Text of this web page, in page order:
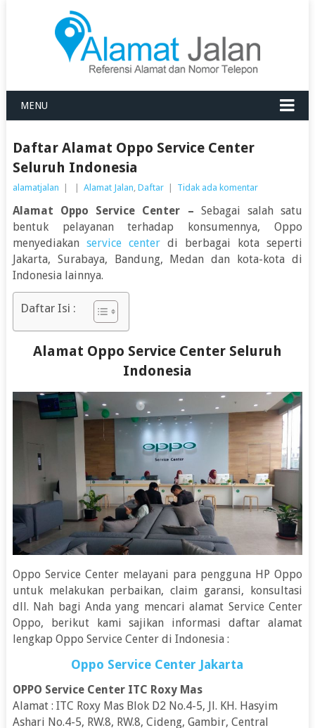
MENU
Daftar Alamat Oppo Service Center
Seluruh Indonesia
alamatjalan Alamat Jalan, Daftar Tidak ada komentar
Alamat Oppo Service Center – Sebagai salah satu
bentuk pelayanan terhadap konsumennya, Oppo
menyediakan service centerdi berbagai kota seperti
Jakarta, Surabaya, Bandung, Medan dan kota-kota di
Indonesia lainnya.
Daftar Isi :
Alamat Oppo Service Center Seluruh
Indonesia
Oppo Service Center melayani para pengguna HP Oppo
untuk melakukan perbaikan, claim garansi, konsultasi
dll. Nah bagi Anda yang mencari alamat Service Center
Oppo, berikut kami sajikan informasi daftar alamat
lengkap Oppo Service Center di Indonesia :
Oppo Service Center Jakarta
OPPO Service Center ITC Roxy Mas
Alamat : ITC Roxy Mas Blok D2 No.4-5, Jl. KH. Hasyim
Ashari No.4-5, RW.8, RW.8, Cideng, Gambir, Central